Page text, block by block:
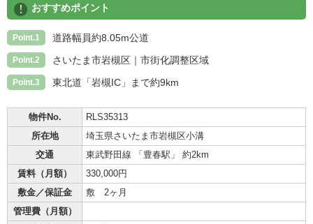
! おすすめポイント
Point.1 道路幅員約8.05m公道
Point.2 さいたま市岩槻区｜市街化調整区域
Point.3 東北道「岩槻IC」まで約9km
物件No.
RLS35313
所在地
埼玉県さいたま市岩槻区小溝
交通
東武野田線 「豊春駅」 約2km
賃料（月額）
330,000円
敷金／保証金
敷 2ヶ月
管理費（月額）